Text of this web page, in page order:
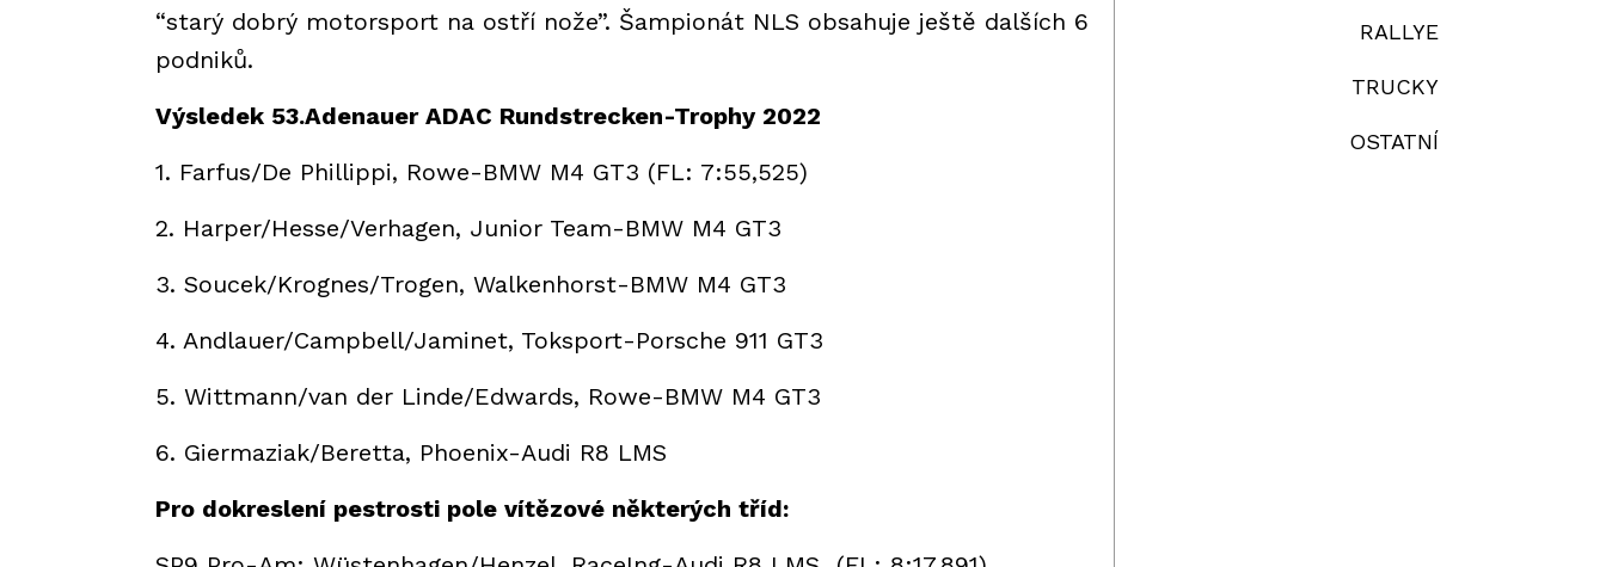
“starý dobrý motorsport na ostří nože”. Šampionát NLS obsahuje ještě dalších 6
podniků.
Výsledek 53.Adenauer ADAC Rundstrecken-Trophy 2022
1. Farfus/De Phillippi, Rowe-BMW M4 GT3 (FL: 7:55,525)
2. Harper/Hesse/Verhagen, Junior Team-BMW M4 GT3
3. Soucek/Krognes/Trogen, Walkenhorst-BMW M4 GT3
4. Andlauer/Campbell/Jaminet, Toksport-Porsche 911 GT3
5. Wittmann/van der Linde/Edwards, Rowe-BMW M4 GT3
6. Giermaziak/Beretta, Phoenix-Audi R8 LMS
Pro dokreslení pestrosti pole vítězové některých tříd:
RALLYE
TRUCKY
OSTATNÍ